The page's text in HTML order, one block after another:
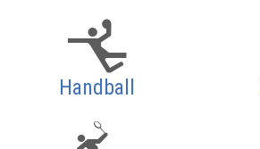
Handball